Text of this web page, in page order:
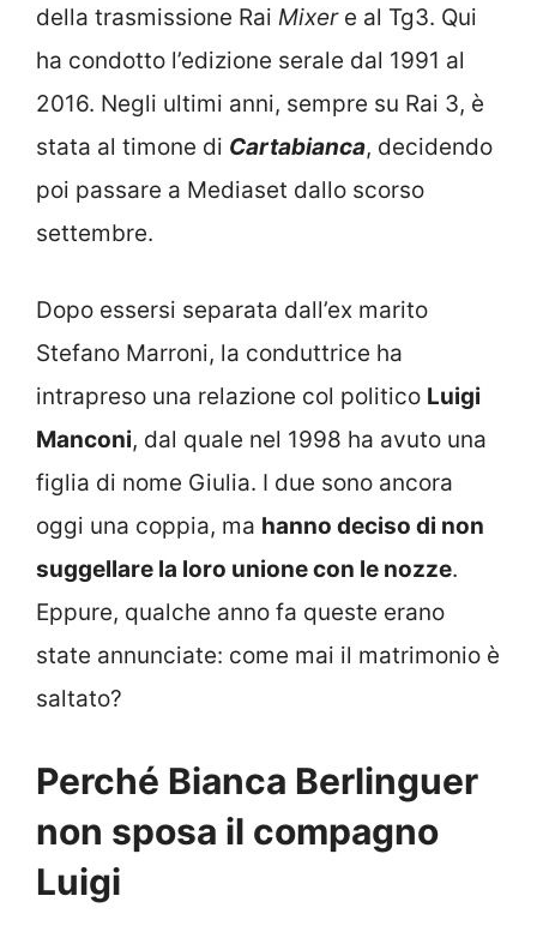
della trasmissione Rai Mixere al Tg3. Qui
ha condotto l’edizione serale dal 1991 al
2016. Negli ultimi anni, sempre su Rai 3, è
stata al timone di Cartabianca, decidendo
poi passare a Mediaset dallo scorso
settembre.
Dopo essersi separata dall’ex marito
Stefano Marroni, la conduttrice ha
intrapreso una relazione col politico Luigi
Manconi, dal quale nel 1998 ha avuto una
figlia di nome Giulia. I due sono ancora
oggi una coppia, ma hanno deciso di non
suggellare la loro unione con le nozze.
Eppure, qualche anno fa queste erano
state annunciate: come mai il matrimonio è
saltato?
Perché Bianca Berlinguer
non sposa il compagno
Luigi